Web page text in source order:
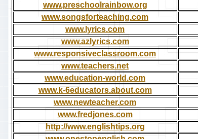
www.preschoolrainbow.org
www.songsforteaching.com
www.lyrics.com
www.azlyrics.com
www.responsiveclassroom.com
www.teachers.net
www.education-world.com
www.k-6educators.about.com
www.newteacher.com
www.fredjones.com
http://www.englishtips.org